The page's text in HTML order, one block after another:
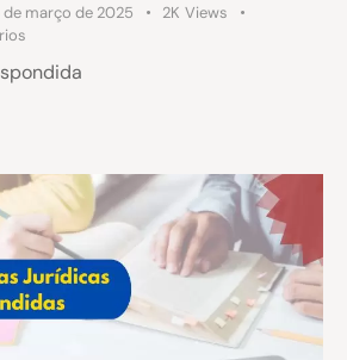
de março de 2025 2K Views